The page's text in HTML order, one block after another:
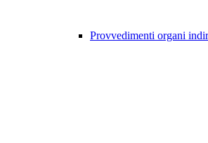
Provvedimenti organi